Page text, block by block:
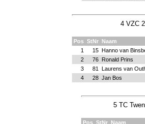
4 VZC
Pos StNr Naam
1
15 Hanno van
2
76 Ronald Prins
3
81
Laurens van
4
28 Jan Bos
5 TC
Pos StNr
Naam